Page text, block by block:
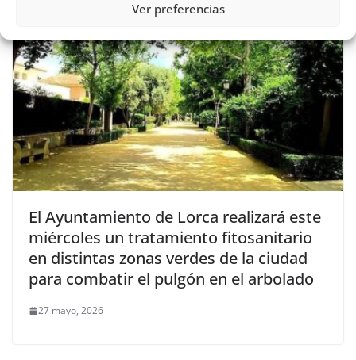
Ver preferencias
El Ayuntamiento de Lorca realizará este
miércoles un tratamiento fitosanitario
en distintas zonas verdes de la ciudad
para combatir el pulgón en el arbolado
27 mayo, 2026